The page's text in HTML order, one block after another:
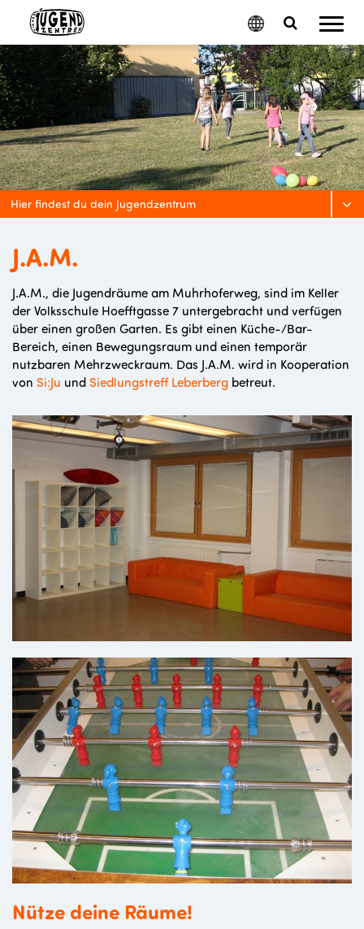
Menu
Toggle
Search
Google
Translate
Hier findest du dein Jugendzentrum
J.A.M.
J.A.M., die Jugendräume am Muhrhoferweg, sind im Keller
der Volksschule Hoefftgasse 7 untergebracht und verfügen
über einen großen Garten. Es gibt einen Küche-/Bar-
Bereich, einen Bewegungsraum und einen temporär
nutzbaren Mehrzweckraum. Das J.A.M. wird in Kooperation
von Si:Ju undSiedlungstreff Leberberg betreut.
Nütze deine Räume!